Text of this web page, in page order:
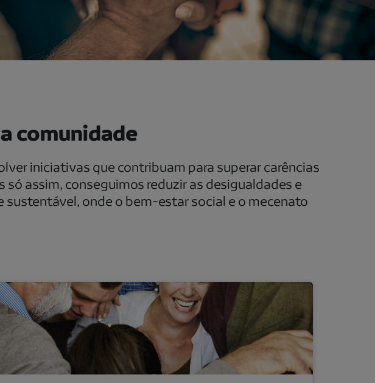
comunidade
iniciativas que contribuam para superar carências
assim, conseguimos reduzir as desigualdades e
sustentável, onde o bem-estar social e o mecenato